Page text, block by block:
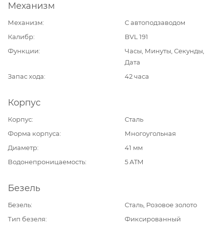
Механизм
Механизм
С автоподзаводом
Калибр
BVL 191
Функции
Часы, Минуты, Секунды,
Дата
Запас хода
42 часа
Корпус
Корпус
Сталь
Форма корпуса
Многоугольная
Диаметр
41 мм
Водонепроницаемость
5 ATM
Безель
Безель
Сталь, Розовое золото
Тип безеля
Фиксированный